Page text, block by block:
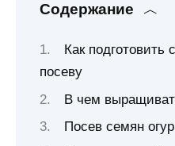
Содержание
Как подготовить
посеву
В чем
Посев семян